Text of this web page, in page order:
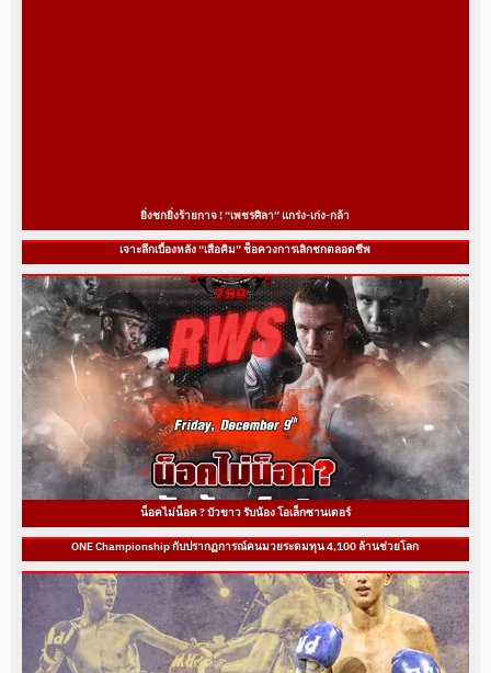
ยิ่งชกยิ่งร้ายกาจ ! “เพชรศิลา” แกร่ง-เก่ง-กล้า
เจาะลึกเบื้องหลัง “เสือคิม” ช็อควงการเลิกชกตลอดชีพ
น็อคไม่น็อค ? บัวขาว รับน้อง โอเล็กซานเดอร์
ONE Championship กับปรากฏการณ์คนมวยระดมทุน 4,100 ล้านช่วยโลก